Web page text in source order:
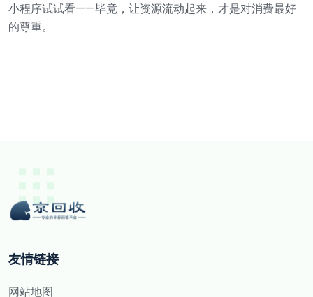
小程序试试看——毕竟，让资源流动起来，才是对消费最好
的尊重。
友情链接
网站地图